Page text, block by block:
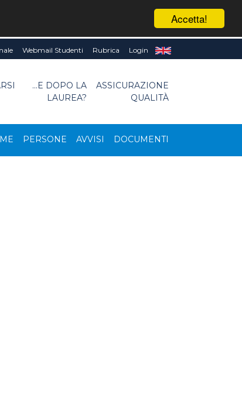
Accetta!
Webmail Studenti Rubrica Login
...E DOPO LA
LAUREA?
ASSICURAZIONE
QUALITÀ
PERSONE AVVISI DOCUMENTI